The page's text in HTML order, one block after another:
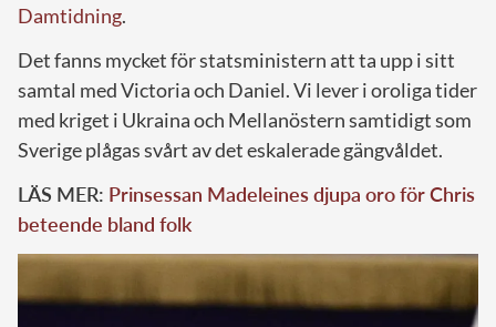
Damtidning.
Det fanns mycket för statsministern att ta upp i sitt
samtal med Victoria och Daniel. Vi lever i oroliga tider
med kriget i Ukraina och Mellanöstern samtidigt som
Sverige plågas svårt av det eskalerade gängvåldet.
LÄS MER: Prinsessan Madeleines djupa oro för Chris
beteende bland folk